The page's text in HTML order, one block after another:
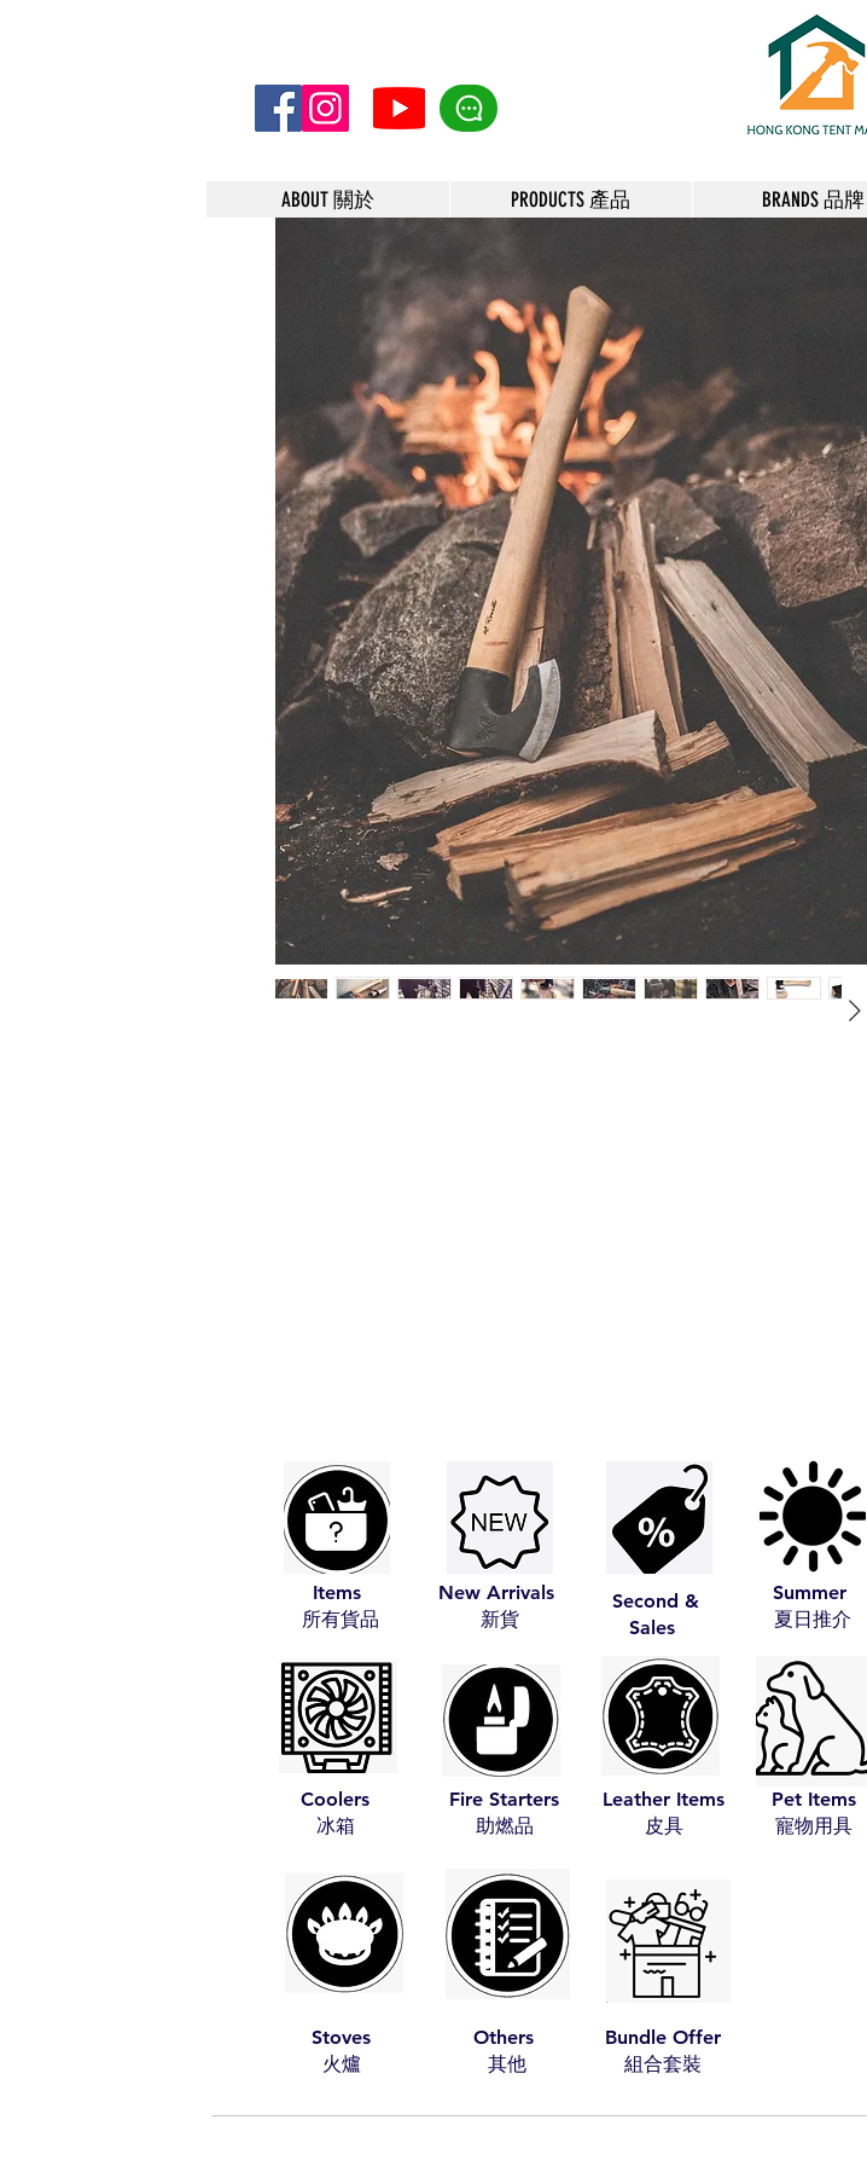
ABOUT 關於 PRODUCTS 產品 BRANDS 品牌
Items
​所有貨品
Coolers
​冰箱
New Arrivals
​新貨
Fire Starters
​助燃品
Second &
Sales
Leather Items
​皮具
Summer
​夏日推介
Pet Items
​寵物用具
Stoves
​火爐
Others
​其他
Bundle Offer
​組合套裝​​